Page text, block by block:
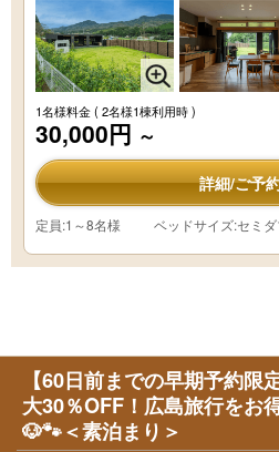
1名様料金( 2名様1棟利用時 )
30,000円 ～
詳細/ご予
定員:1～8名様 ベッドサイズ:セミ
【60日前までの早期予約
大30％OFF！広島旅行をお
🐶🐾＜素泊まり＞